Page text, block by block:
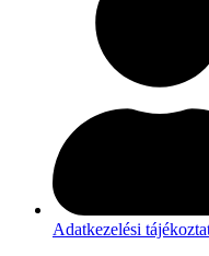
Adatkezelési